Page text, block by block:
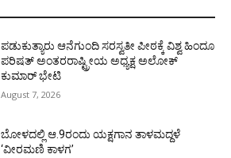
ಪಡುಕುತ್ಯಾರು ಆನೆಗುಂದಿ ಸರಸ್ವತೀ ಪೀಠಕ್ಕೆ ವಿಶ್ವ ಹಿಂದೂ
ಪರಿಷತ್ ಅಂತರರಾಷ್ಟ್ರೀಯ ಅಧ್ಯಕ್ಷ ಅಲೋಕ್
ಕುಮಾರ್ ಭೇಟಿ
August 7, 2026
ಬೋಳದಲ್ಲಿ ಆ.9ರಂದು ಯಕ್ಷಗಾನ ತಾಳಮದ್ದಳೆ
‘ವೀರಮಣಿ ಕಾಳಗ’